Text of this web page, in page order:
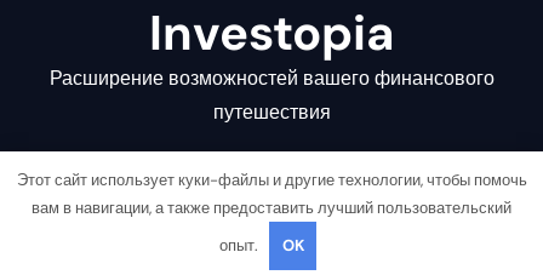
Investopia
Расширение возможностей вашего финансового
путешествия
Copyright © All rights reserved |
Этот сайт использует куки-файлы и другие технологии, чтобы помочь
вам в навигации, а также предоставить лучший пользовательский
опыт.
OK